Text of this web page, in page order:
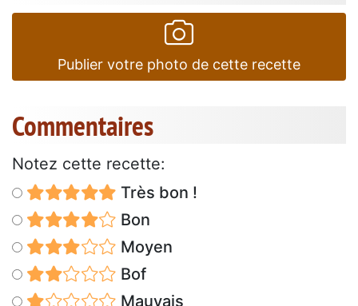
Publier votre photo de cette recette
Commentaires
Notez cette recette:
Très bon !
Bon
Moyen
Bof
Mauvais